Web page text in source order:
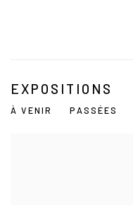
EXPOSITIONS
À VENIR PASSÉES